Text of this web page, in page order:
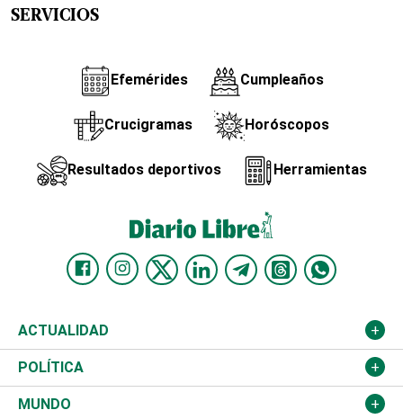
SERVICIOS
Efemérides Cumpleaños
Crucigramas Horóscopos
Resultados deportivos Herramientas
ACTUALIDAD
Nacional
Ciudad
POLÍTICA
Partidos
MUNDO